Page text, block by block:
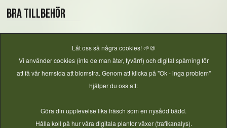
Bra tillbehör
Droppslang 150m DN16 matarledning 20m
Låt oss så några cookies! 🌱🍪
Vi använder cookies (inte de man äter, tyvärr!) och digital spårning för
att få vår hemsida att blomstra. Genom att klicka på "Ok - inga problem"
hjälper du oss att:
Göra din upplevelse lika fräsch som en nysådd bädd.
Hålla koll på hur våra digitala plantor växer (trafikanalys).